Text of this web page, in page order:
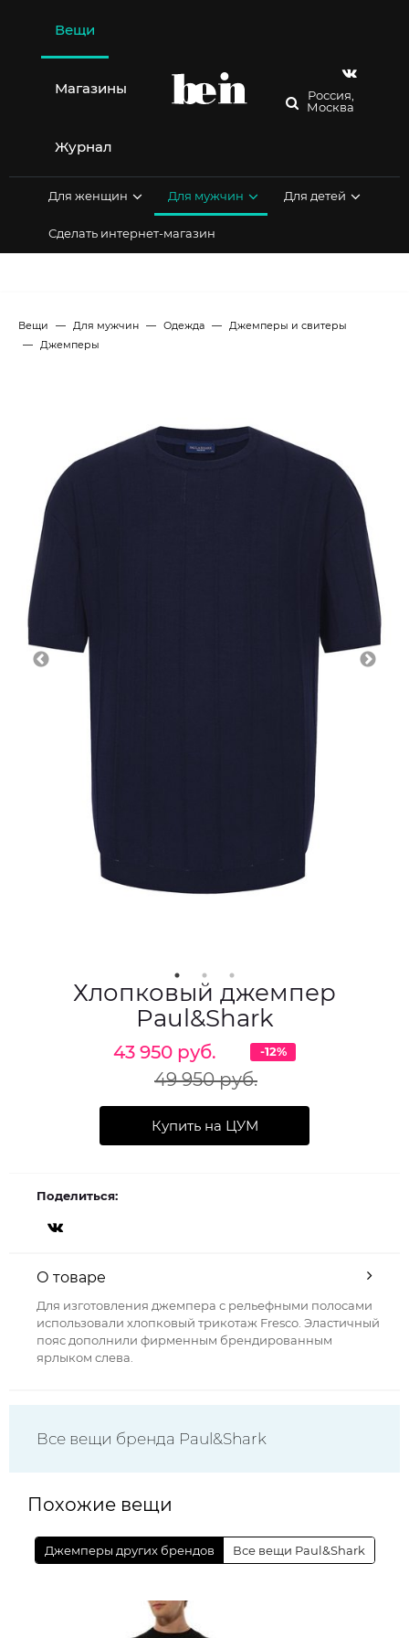
содержимому
Вещи
Магазины
Журнал
Россия,
Москва
Для женщин Для мужчин Для детей
Сделать интернет-магазин
Вещи Для мужчин Одежда
Джемперы и свитеры
Джемперы
Хлопковый джемпер
Paul&Shark
43 950 руб.
49 950 руб.
-12%
Купить на ЦУМ
Поделиться:
О товаре
Для изготовления джемпера с рельефными полосами
использовали хлопковый трикотаж Fresco. Эластичный
пояс дополнили фирменным брендированным
ярлыком слева.
Все вещи бренда Paul&Shark
Похожие вещи
Джемперы других брендов Все вещи Paul&Shark